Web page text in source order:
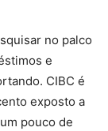
no palco
e
CIBC é
exposto a
pouco de